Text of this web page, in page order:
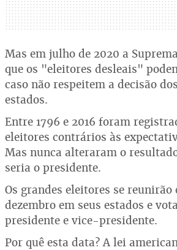
Mas em julho de 2020 a
que os "eleitores desleais"
caso não respeitem a decisão
estados.
Entre 1796 e 2016 foram
eleitores contrários às
Mas nunca alteraram o
seria o presidente.
Os grandes eleitores se reunirão
dezembro em seus estados e
presidente e vice-presidente.
Por quê esta data? A lei